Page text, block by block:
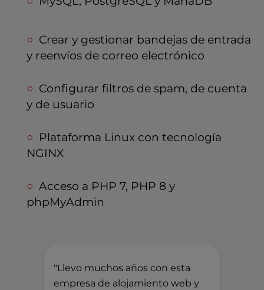
Crear y gestionar bandejas de entrada
y reenvíos de correo electrónico
Configurar filtros de spam, de cuenta
y de usuario
Plataforma Linux con tecnología
NGINX
Acceso a PHP 7, PHP 8 y
phpMyAdmin
"Llevo muchos años con esta
empresa de alojamiento web y